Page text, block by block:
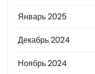
Январь 2025
Декабрь 2024
Ноябрь 2024